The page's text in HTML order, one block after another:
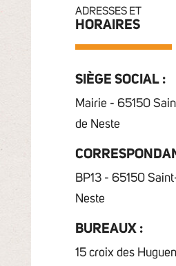
ADRESSES ET
HORAIRES
SIÈGE SOCIAL :
Mairie - 65150
de Neste
BP13 - 65150
Neste
BUREAUX :
15 croix des